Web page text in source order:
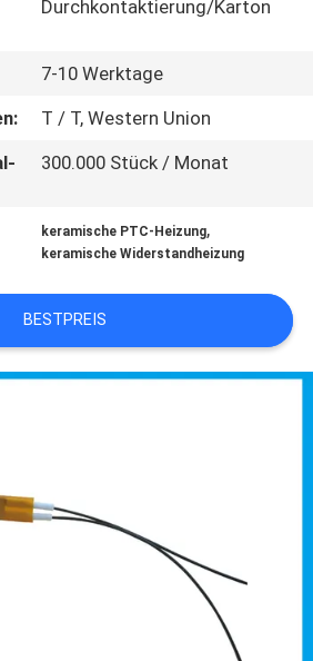
Durchkontaktierung/Karton
7-10 Werktage
T / T, Western Union
300.000 Stück / Monat
keramische PTC-Heizung,
keramische Widerstandheizung
BESTPREIS